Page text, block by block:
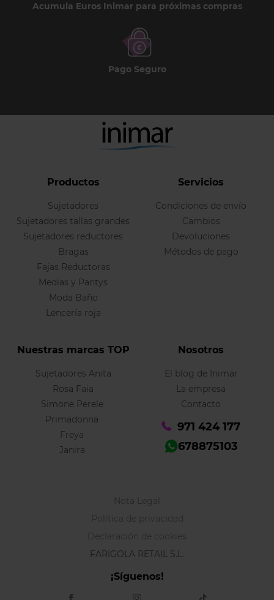
Acumula Euros Inimar para próximas compras
Pago Seguro
Productos
Sujetadores
Sujetadores tallas grandes
Sujetadores reductores
Bragas
Fajas Reductoras
Medias y Pantys
Moda Baño
Lencería roja
Servicios
Condiciones de envío
Cambios
Devoluciones
Métodos de pago
Nuestras marcas TOP
Sujetadores Anita
Rosa Faia
Simone Perele
Primadonna
Freya
Janira
Nosotros
El blog de Inimar
La empresa
Contacto
971 424 177
678875103
Nota Legal
Política de privacidad
Declaración de cookies
FARIGOLA RETAIL S.L.
¡Síguenos!